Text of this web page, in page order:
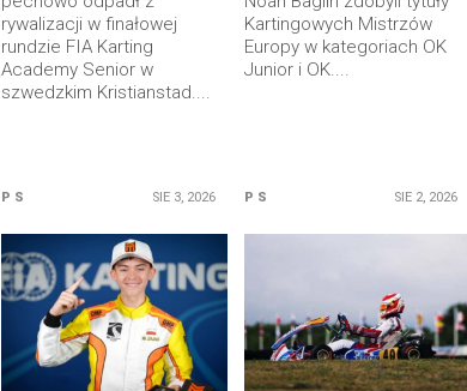
rywalizacji w finałowej
rundzie FIA Karting
Academy Senior w
szwedzkim Kristianstad....
P S SIE 3, 2026
Kartingowych Mistrzów
Europy w kategoriach OK
Junior i OK....
P S SIE 2, 2026
READ MORE READ MORE